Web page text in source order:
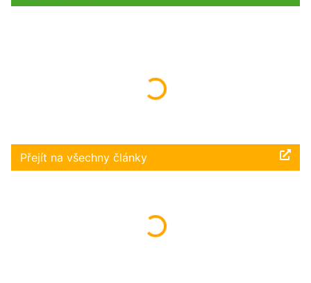
Načítám...
Přejít na všechny články
Načítám...